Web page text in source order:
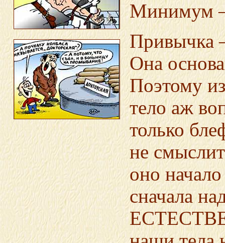
Минимум
Привычка
Она
Поэтому
тело аж
только
не
оно начало
сначала